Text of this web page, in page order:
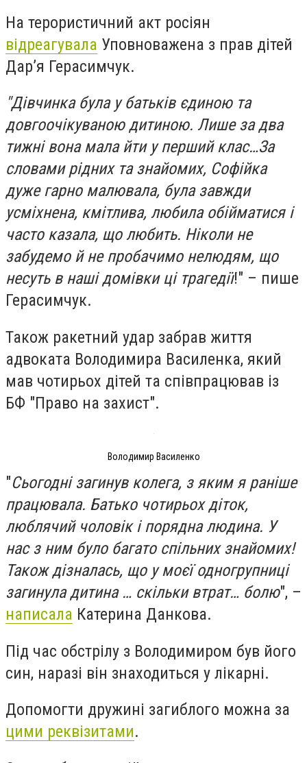
На терористичний акт росіян
відреагувала Уповноважена з прав дітей
Дар’я Герасимчук.
"Дівчинка була у батьків єдиною та
довгоочікуваною дитиною. Лише за два
тижні вона мала йти у перший клас…За
словами рідних та знайомих, Софійка
дуже гарно малювала, була завжди
усміхнена, кмітлива, любила обійматися і
часто казала, що любить. Ніколи не
забудемо й не пробачимо нелюдям, що
несуть в наші домівки ці трагедії!" – пише
Герасимчук.
Також ракетний удар забрав життя
адвоката Володимира Василенка, який
мав чотирьох дітей та співпрацював із
БФ "Право на захист".
Володимир Василенко
"Сьогодні загинув колега, з яким я раніше
працювала. Батько чотирьох діток,
люблячий чоловік і порядна людина. У
нас з ним було багато спільних знайомих!
Також дізналась, що у моєї одногрупниці
загинула дитина … скільки втрат… болю", –
написала Катерина Данкова.
Під час обстрілу з Володимиром був його
син, наразі він знаходиться у лікарні.
Допомогти дружині загиблого можна за
цими реквізитами.